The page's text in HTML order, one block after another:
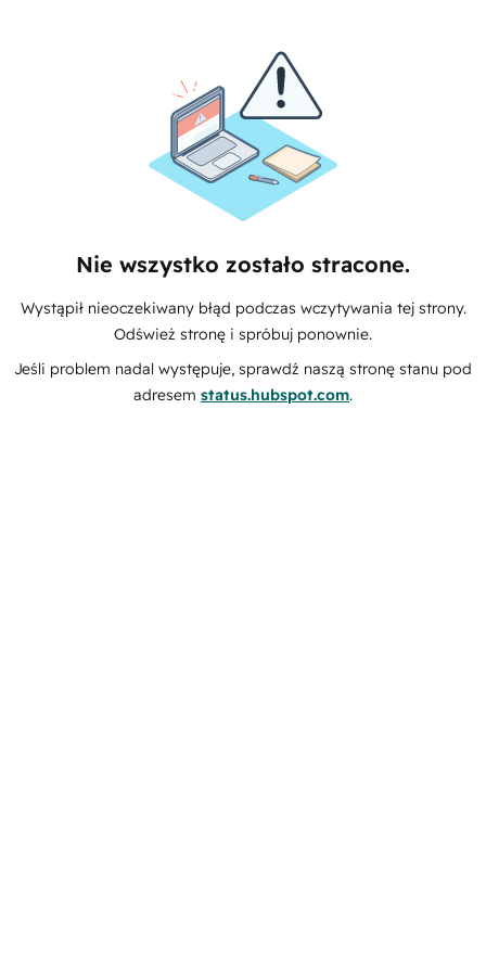
Nie wszystko zostało stracone.
Wystąpił nieoczekiwany błąd podczas wczytywania tej strony.
Odśwież stronę i spróbuj ponownie.
Jeśli problem nadal występuje, sprawdź naszą stronę stanu pod
adresem status.hubspot.com.